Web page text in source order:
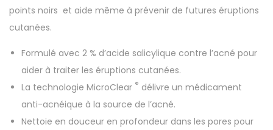
points noirs et aide même à prévenir de futures éruptions
cutanées.
Formulé avec 2 % d’acide salicylique contre l’acné pour
aider à traiter les éruptions cutanées.
La technologie MicroClear ® délivre un médicament
anti-acnéique à la source de l’acné.
Nettoie en douceur en profondeur dans les pores pour